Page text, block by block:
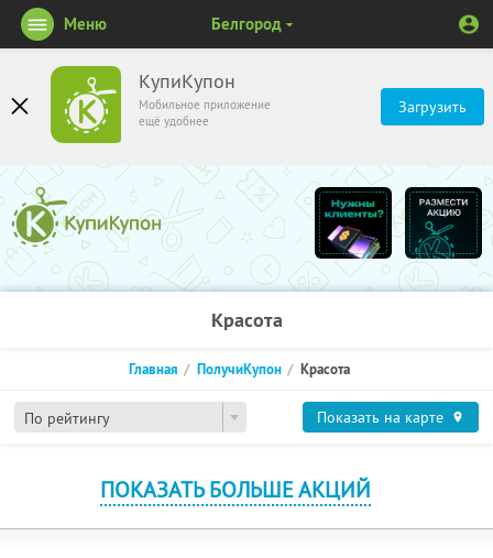
КупиКупон
Мобильное приложение
ещё удобнее
Загрузить
Меню Белгород
Красота
По рейтингу
Главная ПолучиКупон Красота
Показать на карте
ПОКАЗАТЬ БОЛЬШЕ АКЦИЙ